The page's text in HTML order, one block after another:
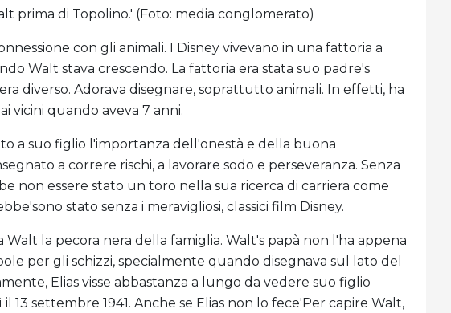
prima di Topolino.' (Foto: media conglomerato)
con gli animali. I Disney vivevano in una fattoria a
Walt stava crescendo. La fattoria era stata suo padre's
diverso. Adorava disegnare, soprattutto animali. In effetti, ha
vicini quando aveva 7 anni.
a suo figlio l'importanza dell'onestà e della buona
a correre rischi, a lavorare sodo e perseveranza. Senza
non essere stato un toro nella sua ricerca di carriera come
stato senza i meravigliosi, classici film Disney.
Walt la pecora nera della famiglia. Walt's papà non l'ha appena
per gli schizzi, specialmente quando disegnava sul lato del
Elias visse abbastanza a lungo da vedere suo figlio
13 settembre 1941. Anche se Elias non lo fece'Per capire Walt,